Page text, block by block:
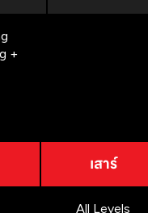
+
เสาร์
All Levels